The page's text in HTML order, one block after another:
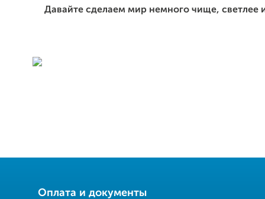
Давайте сделаем мир немного чище, светлее
Оплата и документы